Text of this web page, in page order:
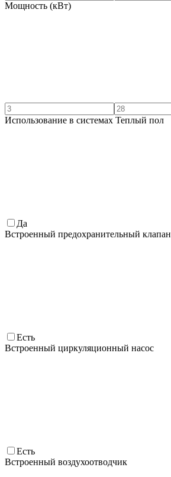
Мощность (кВт)
Использование в системах Теплый пол
Да
Встроенный предохранительный клапан
Есть
Встроенный циркуляционный насос
Есть
Встроенный воздухоотводчик